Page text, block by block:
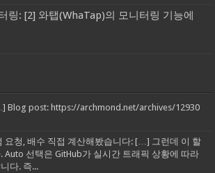
링: [2] 와탭(WhaTap)의 모니터링 기능에
Blog post: https://archmond.net/archives/12930
요청, 배수 직접 계산해봤습니다: […] 그런데 이 할
Auto 선택은 GitHub가 실시간 트래픽 상황에 따라
다. 즉...